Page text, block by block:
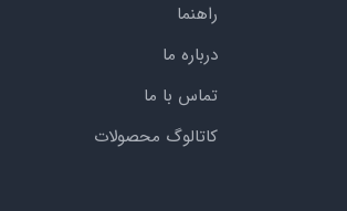
راهنما
درباره ما
تماس با ما
کاتالوگ محصولات